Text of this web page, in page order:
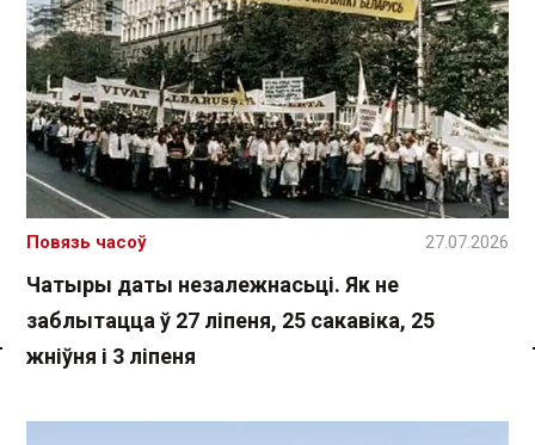
Спасылка без VPN
Чатыры даты незалежнасьці. Як не
заблытацца ў 27 ліпеня, 25 сакавіка, 25
жніўня і 3 ліпеня
Повязь часоў 27.07.2026